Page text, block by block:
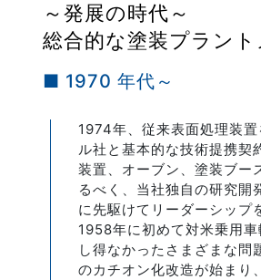
～発展の時代～
総合的な塗装プラント
■ 1970 年代～
1974年、従来表面処理装
ル社と基本的な技術提携契
装置、オーブン、塗装ブー
るべく、当社独自の研究開
に先駆けてリーダーシップ
1958年に初めて対米乗用
し得なかったさまざまな
のカチオン化改造が始まり